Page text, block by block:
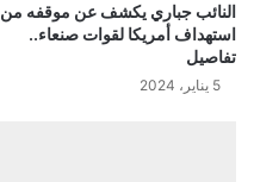
النائب جباري يكشف عن موقفه من
استهداف أمريكا لقوات صنعاء..
تفاصيل
5 يناير، 2024